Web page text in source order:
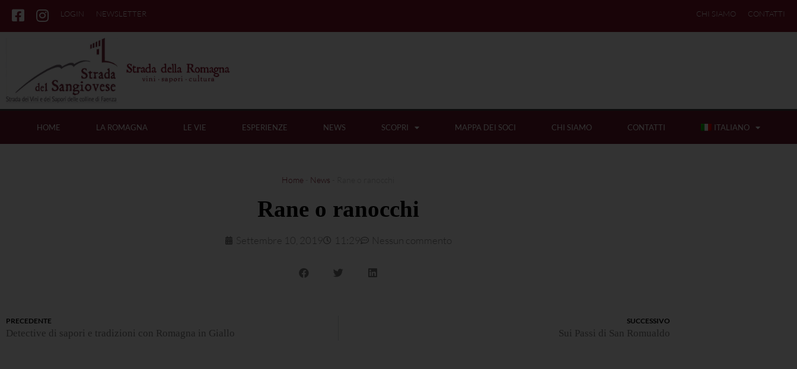
CHI SIAMO CONTATTI
LOGIN NEWSLETTER
HOME LA ROMAGNA LE VIE ESPERIENZE NEWS SCOPRI MAPPA DEI SOCI CHI SIAMO CONTATTI ITALIANO
Home News
Rane o ranocchi
Settembre 10, 2019 11:29 Nessun commento
PRECEDENTE
Detective di sapori e tradizioni con Romagna in Giallo
SUCCESSIVO
Sui Passi di San Romualdo